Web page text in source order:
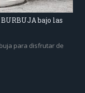
bajo las
para disfrutar de